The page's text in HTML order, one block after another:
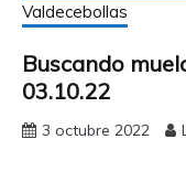
Valdecebollas
Buscando
03.10.22
3 octubre 2022